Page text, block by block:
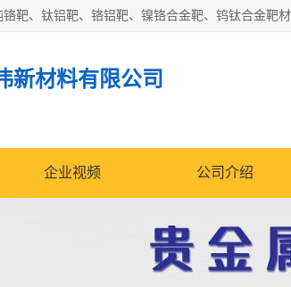
新材料有限公司
企业视频 公司介绍